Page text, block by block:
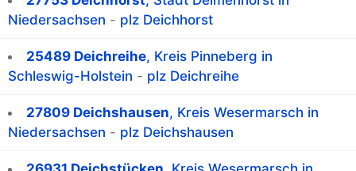
Niedersachsen - plz Deichhorst
25489 Deichreihe, Kreis Pinneberg in
Schleswig-Holstein - plz Deichreihe
27809 Deichshausen, Kreis Wesermarsch in
Niedersachsen - plz Deichshausen